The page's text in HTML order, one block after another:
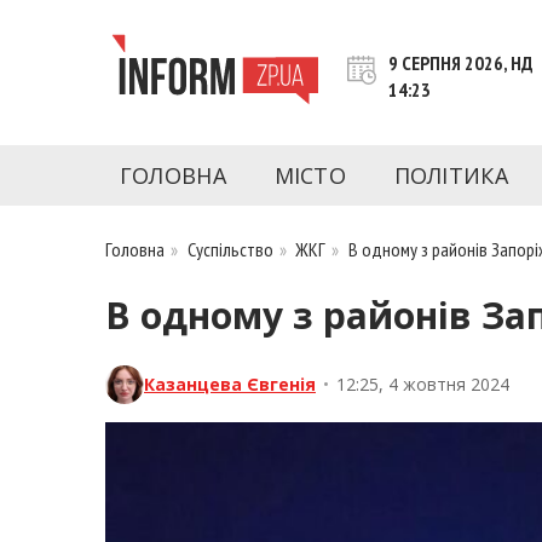
INFORM.ZP.UA – це інформаційний
Запоріжжя та Запорізької області на день.
9 СЕРПНЯ 2026, НД
14:23
ГОЛОВНА МІСТО ПОЛІТИКА
Головна » Суспільство »ЖКГ » В одному з районів
В одному з районів
Казанцева Євгенія • 12:25, 4 жовтня 2024